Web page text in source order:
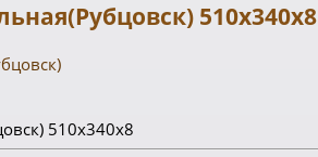
510х340х8
510х340х8